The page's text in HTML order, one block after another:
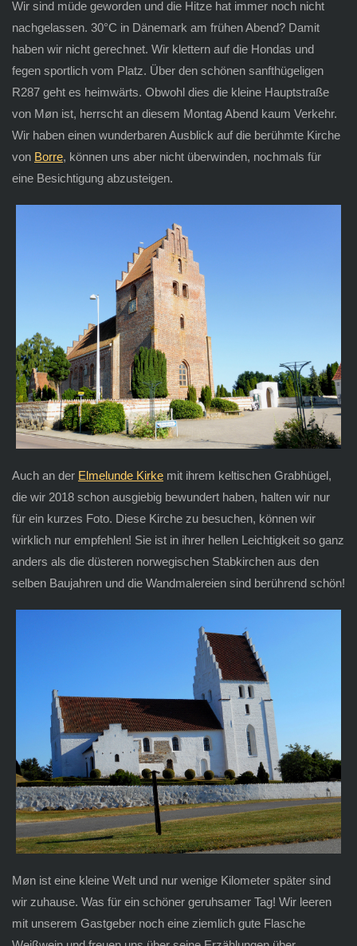
Wir sind müde geworden und die Hitze hat immer noch nicht
nachgelassen. 30°C in Dänemark am frühen Abend? Damit
haben wir nicht gerechnet. Wir klettern auf die Hondas und
fegen sportlich vom Platz. Über den schönen sanfthügeligen
R287 geht es heimwärts. Obwohl dies die kleine Hauptstraße
von Møn ist, herrscht an diesem Montag Abend kaum Verkehr.
Wir haben einen wunderbaren Ausblick auf die berühmte Kirche
von Borre, können uns aber nicht überwinden, nochmals für
eine Besichtigung abzusteigen.
Auch an der Elmelunde Kirkemit ihrem keltischen Grabhügel,
die wir 2018 schon ausgiebig bewundert haben, halten wir nur
für ein kurzes Foto. Diese Kirche zu besuchen, können wir
wirklich nur empfehlen! Sie ist in ihrer hellen Leichtigkeit so ganz
anders als die düsteren norwegischen Stabkirchen aus den
selben Baujahren und die Wandmalereien sind berührend schön!
Møn ist eine kleine Welt und nur wenige Kilometer später sind
wir zuhause. Was für ein schöner geruhsamer Tag! Wir leeren
mit unserem Gastgeber noch eine ziemlich gute Flasche